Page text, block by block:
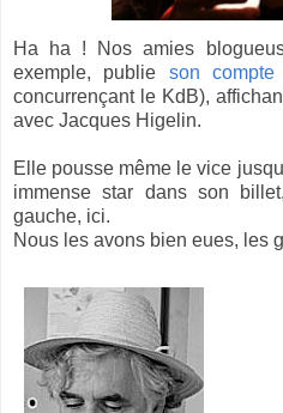
Ha ha ! Nos amies
exemple, publie son compte
concurrençant le KdB),
avec Jacques Higelin.
Elle pousse même le vice
immense star dans son
gauche, ici.
Nous les avons bien eues, les